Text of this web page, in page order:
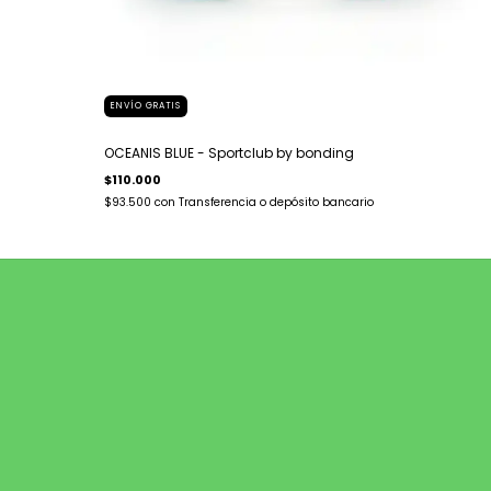
ENVÍO GRATIS
OCEANIS BLUE - Sportclub by bonding
$110.000
$93.500 con Transferencia o depósito bancario